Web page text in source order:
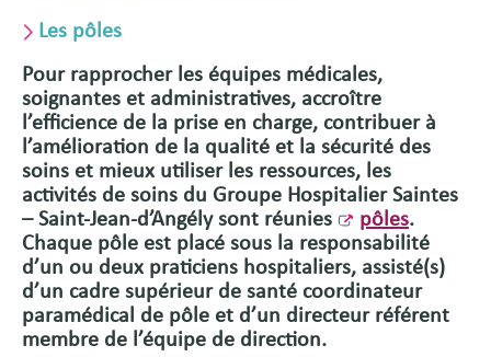
Les pôles
Pour rapprocher les équipes médicales,
soignantes et administratives, accroître
l’efficience de la prise en charge, contribuer à
l’amélioration de la qualité et la sécurité des
soins et mieux utiliser les ressources, les
activités de soins du Groupe Hospitalier Saintes
– Saint-Jean-d’Angély sont réunies
pôles.
Chaque pôle est placé sous la responsabilité
d’un ou deux praticiens hospitaliers, assisté(s)
d’un cadre supérieur de santé coordinateur
paramédical de pôle et d’un directeur référent
membre de l’équipe de direction.